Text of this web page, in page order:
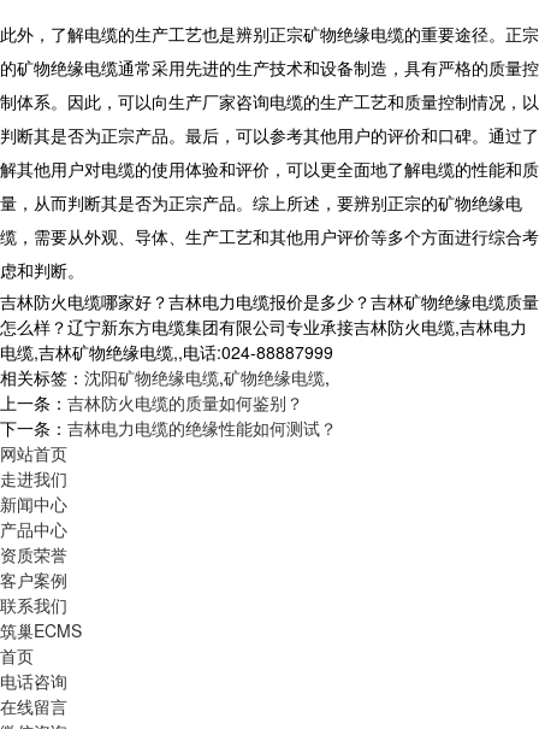
此外，了解电缆的生产工艺也是辨别正宗矿物绝缘电缆的重要途径。正宗
的矿物绝缘电缆通常采用先进的生产技术和设备制造，具有严格的质量控
制体系。因此，可以向生产厂家咨询电缆的生产工艺和质量控制情况，以
判断其是否为正宗产品。最后，可以参考其他用户的评价和口碑。通过了
解其他用户对电缆的使用体验和评价，可以更全面地了解电缆的性能和质
量，从而判断其是否为正宗产品。综上所述，要辨别正宗的矿物绝缘电
缆，需要从外观、导体、生产工艺和其他用户评价等多个方面进行综合考
虑和判断。
吉林防火电缆哪家好？吉林电力电缆报价是多少？吉林矿物绝缘电缆质量
怎么样？辽宁新东方电缆集团有限公司专业承接吉林防火电缆,吉林电力
电缆,吉林矿物绝缘电缆,,电话:024-88887999
相关标签： 沈阳矿物绝缘电缆,矿物绝缘电缆,
上一条： 吉林防火电缆的质量如何鉴别？
下一条： 吉林电力电缆的绝缘性能如何测试？
网站首页
走进我们
新闻中心
产品中心
资质荣誉
客户案例
联系我们
筑巢ECMS
首页
电话咨询
在线留言